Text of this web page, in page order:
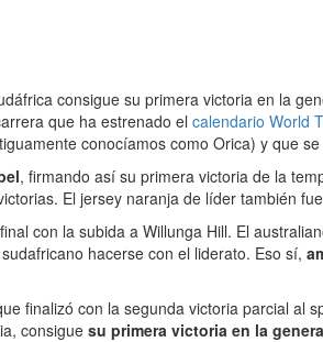
consigue su primera victoria en la
que ha estrenado el calendario World
conocíamos como Orica) y que
, firmando así su primera victoria de la
El jersey naranja de líder también
con la subida a Willunga Hill. El
hacerse con el liderato. Eso sí,
finalizó con la segunda victoria parcial al
consigue su primera victoria en la